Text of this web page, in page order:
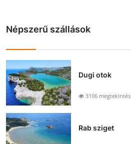
Népszerű szállások
Dugi otok
3106 megtekintés
Rab sziget